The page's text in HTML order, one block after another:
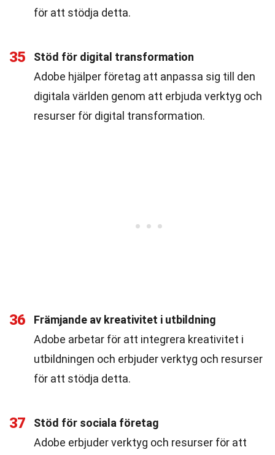
för att stödja detta.
35
Stöd för digital transformation
Adobe hjälper företag att anpassa sig till den
digitala världen genom att erbjuda verktyg och
resurser för digital transformation.
36
Främjande av kreativitet i utbildning
Adobe arbetar för att integrera kreativitet i
utbildningen och erbjuder verktyg och resurser
för att stödja detta.
37
Stöd för sociala företag
Adobe erbjuder verktyg och resurser för att